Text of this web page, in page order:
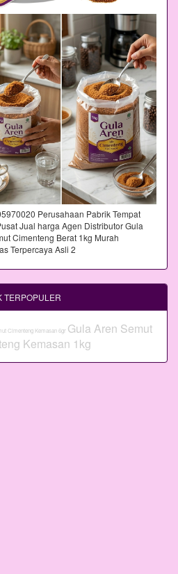
TERPOPULER
Cimenteng Kemasan 6gr Gula Aren Semut
Kemasan 1kg